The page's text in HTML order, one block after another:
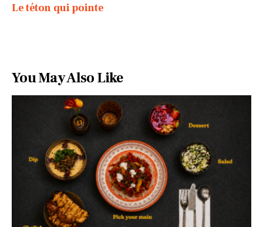
Le téton qui pointe
You May Also Like